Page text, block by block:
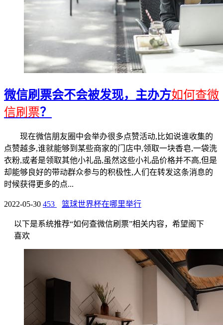
微信刷票会不会被发现，主办方如何查微
信刷票？
现在微信朋友圈中会举办很多点赞活动,比如说谁收集的
点赞越多,谁就能够到某些商家的门店中,领取一块香皂,一袋洗
衣粉,或者是领取其他小礼品,虽然这些小礼品价格并不高,但是
却能够良好的带动群众参与的积极性,人们在转发这条消息的
时候获得更多的点...
2022-05-30 453 篮球世界杯在哪里举行
以下是系统推荐“如何查微信刷票”相关内容，希望阁下
喜欢